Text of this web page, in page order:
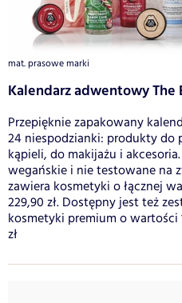
mat. prasowe marki
Kalendarz adwentowy The
Przepięknie zapakowany
24 niespodzianki: produkty do
kąpieli, do makijażu i
wegańskie i nie testowane na
zawiera kosmetyki o łącznej
229,90 zł. Dostępny jest też
kosmetyki premium o wartości
zł